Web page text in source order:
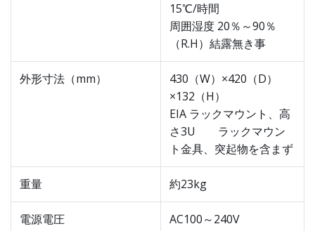
15℃/時間
周囲湿度 20％～90％
（R.H）結露無き事
外形寸法（mm）
430（W）×420（D）
×132（H）
EIA ラックマウント、高
さ3U ラックマウン
ト金具、突起物を含まず
重量 約23kg
電源電圧
AC100～240V